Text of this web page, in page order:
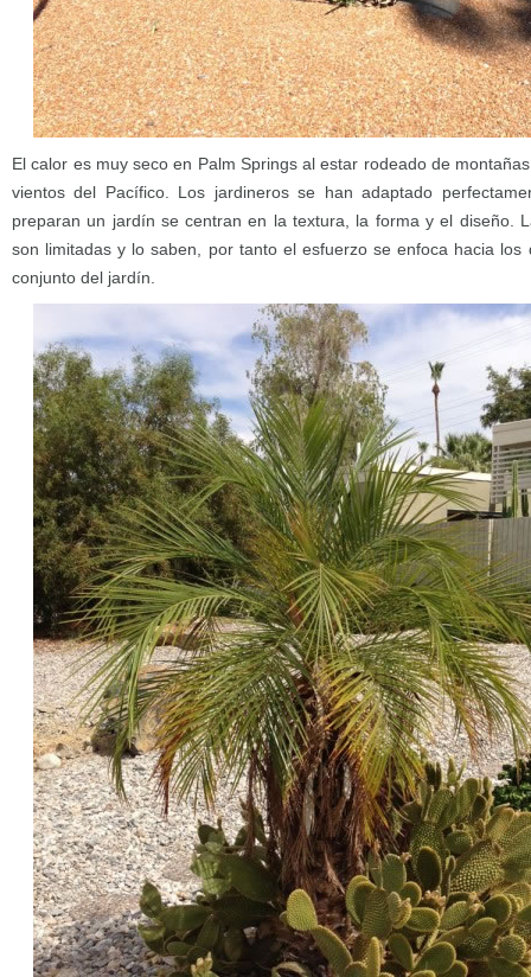
El calor es muy seco en Palm Springs al estar rodeado de
vientos del Pacífico. Los jardineros se han adaptado
preparan un jardín se centran en la textura, la forma y el diseño.
son limitadas y lo saben, por tanto el esfuerzo se enfoca hacia los
conjunto del jardín.